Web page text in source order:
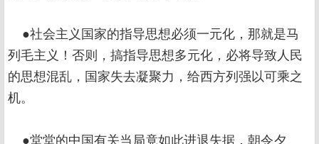
●社会主义国家的指导思想必须一元化，那就是马
列毛主义！否则，搞指导思想多元化，必将导致人民
的思想混乱，国家失去凝聚力，给西方列强以可乘之
机。
●堂堂的中国有关当局竟如此进退失据，朝令夕